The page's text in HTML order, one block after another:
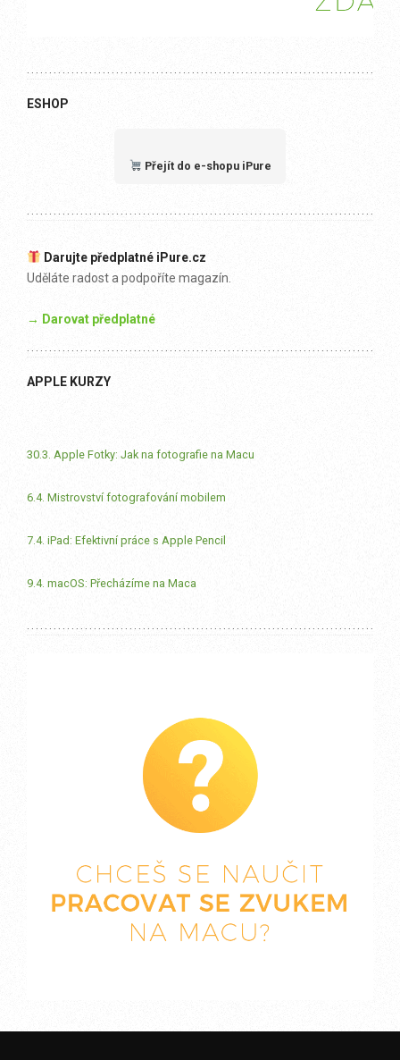
ESHOP
Přejít do e-shopu iPure
Darujte předplatné iPure.cz
Uděláte radost a podpoříte magazín.
→ Darovat předplatné
APPLE KURZY
30.3. Apple Fotky: Jak na fotografie na Macu
6.4. Mistrovství fotografování mobilem
7.4. iPad: Efektivní práce s Apple Pencil
9.4. macOS: Přecházíme na Maca